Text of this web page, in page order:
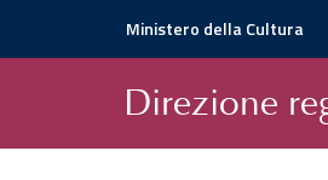
Ministero della Cultura
Direzione r